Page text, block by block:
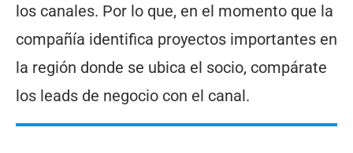
los canales. Por lo que, en el momento que la
compañía identifica proyectos importantes en
la región donde se ubica el socio, compárate
los leads de negocio con el canal.